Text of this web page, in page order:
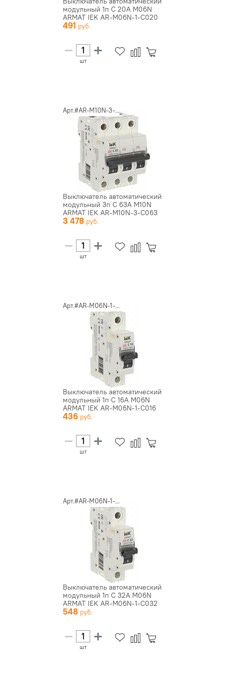
модульный 1п C 20А M06N
ARMAT IEK AR-M06N-1-C020
491
шт
Арт.#AR-M10N-3-...
Выключатель автоматический
модульный 3п C 63А M10N
ARMAT IEK AR-M10N-3-C063
3 478
шт
Арт.#AR-M06N-1-...
Выключатель автоматический
модульный 1п C 16А M06N
ARMAT IEK AR-M06N-1-C016
436
шт
Арт.#AR-M06N-1-...
Выключатель автоматический
модульный 1п C 32А M06N
ARMAT IEK AR-M06N-1-C032
548
шт